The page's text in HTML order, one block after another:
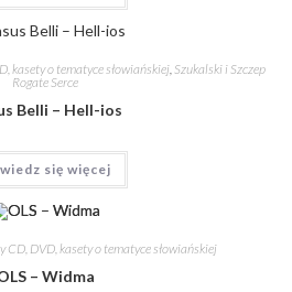
kasety o tematyce słowiańskiej, Szukalski i Szczep
Rogate Serce
Belli – Hell-ios
się więcej
CD, DVD, kasety o tematyce słowiańskiej
– Widma